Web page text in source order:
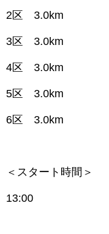
2区 3.0km
3区 3.0km
4区 3.0km
5区 3.0km
6区 3.0km
＜スタート時間＞
13:00